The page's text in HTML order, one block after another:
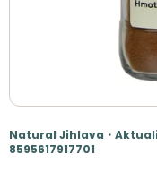
Natural Jihlava・
8595617917701